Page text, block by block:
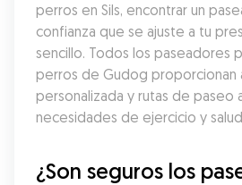
perros en Sils, encontrar un
confianza que se ajuste a tu
sencillo. Todos los paseadores
perros de Gudog proporcionan
personalizada y rutas de paseo
necesidades de ejercicio y
¿Son seguros los